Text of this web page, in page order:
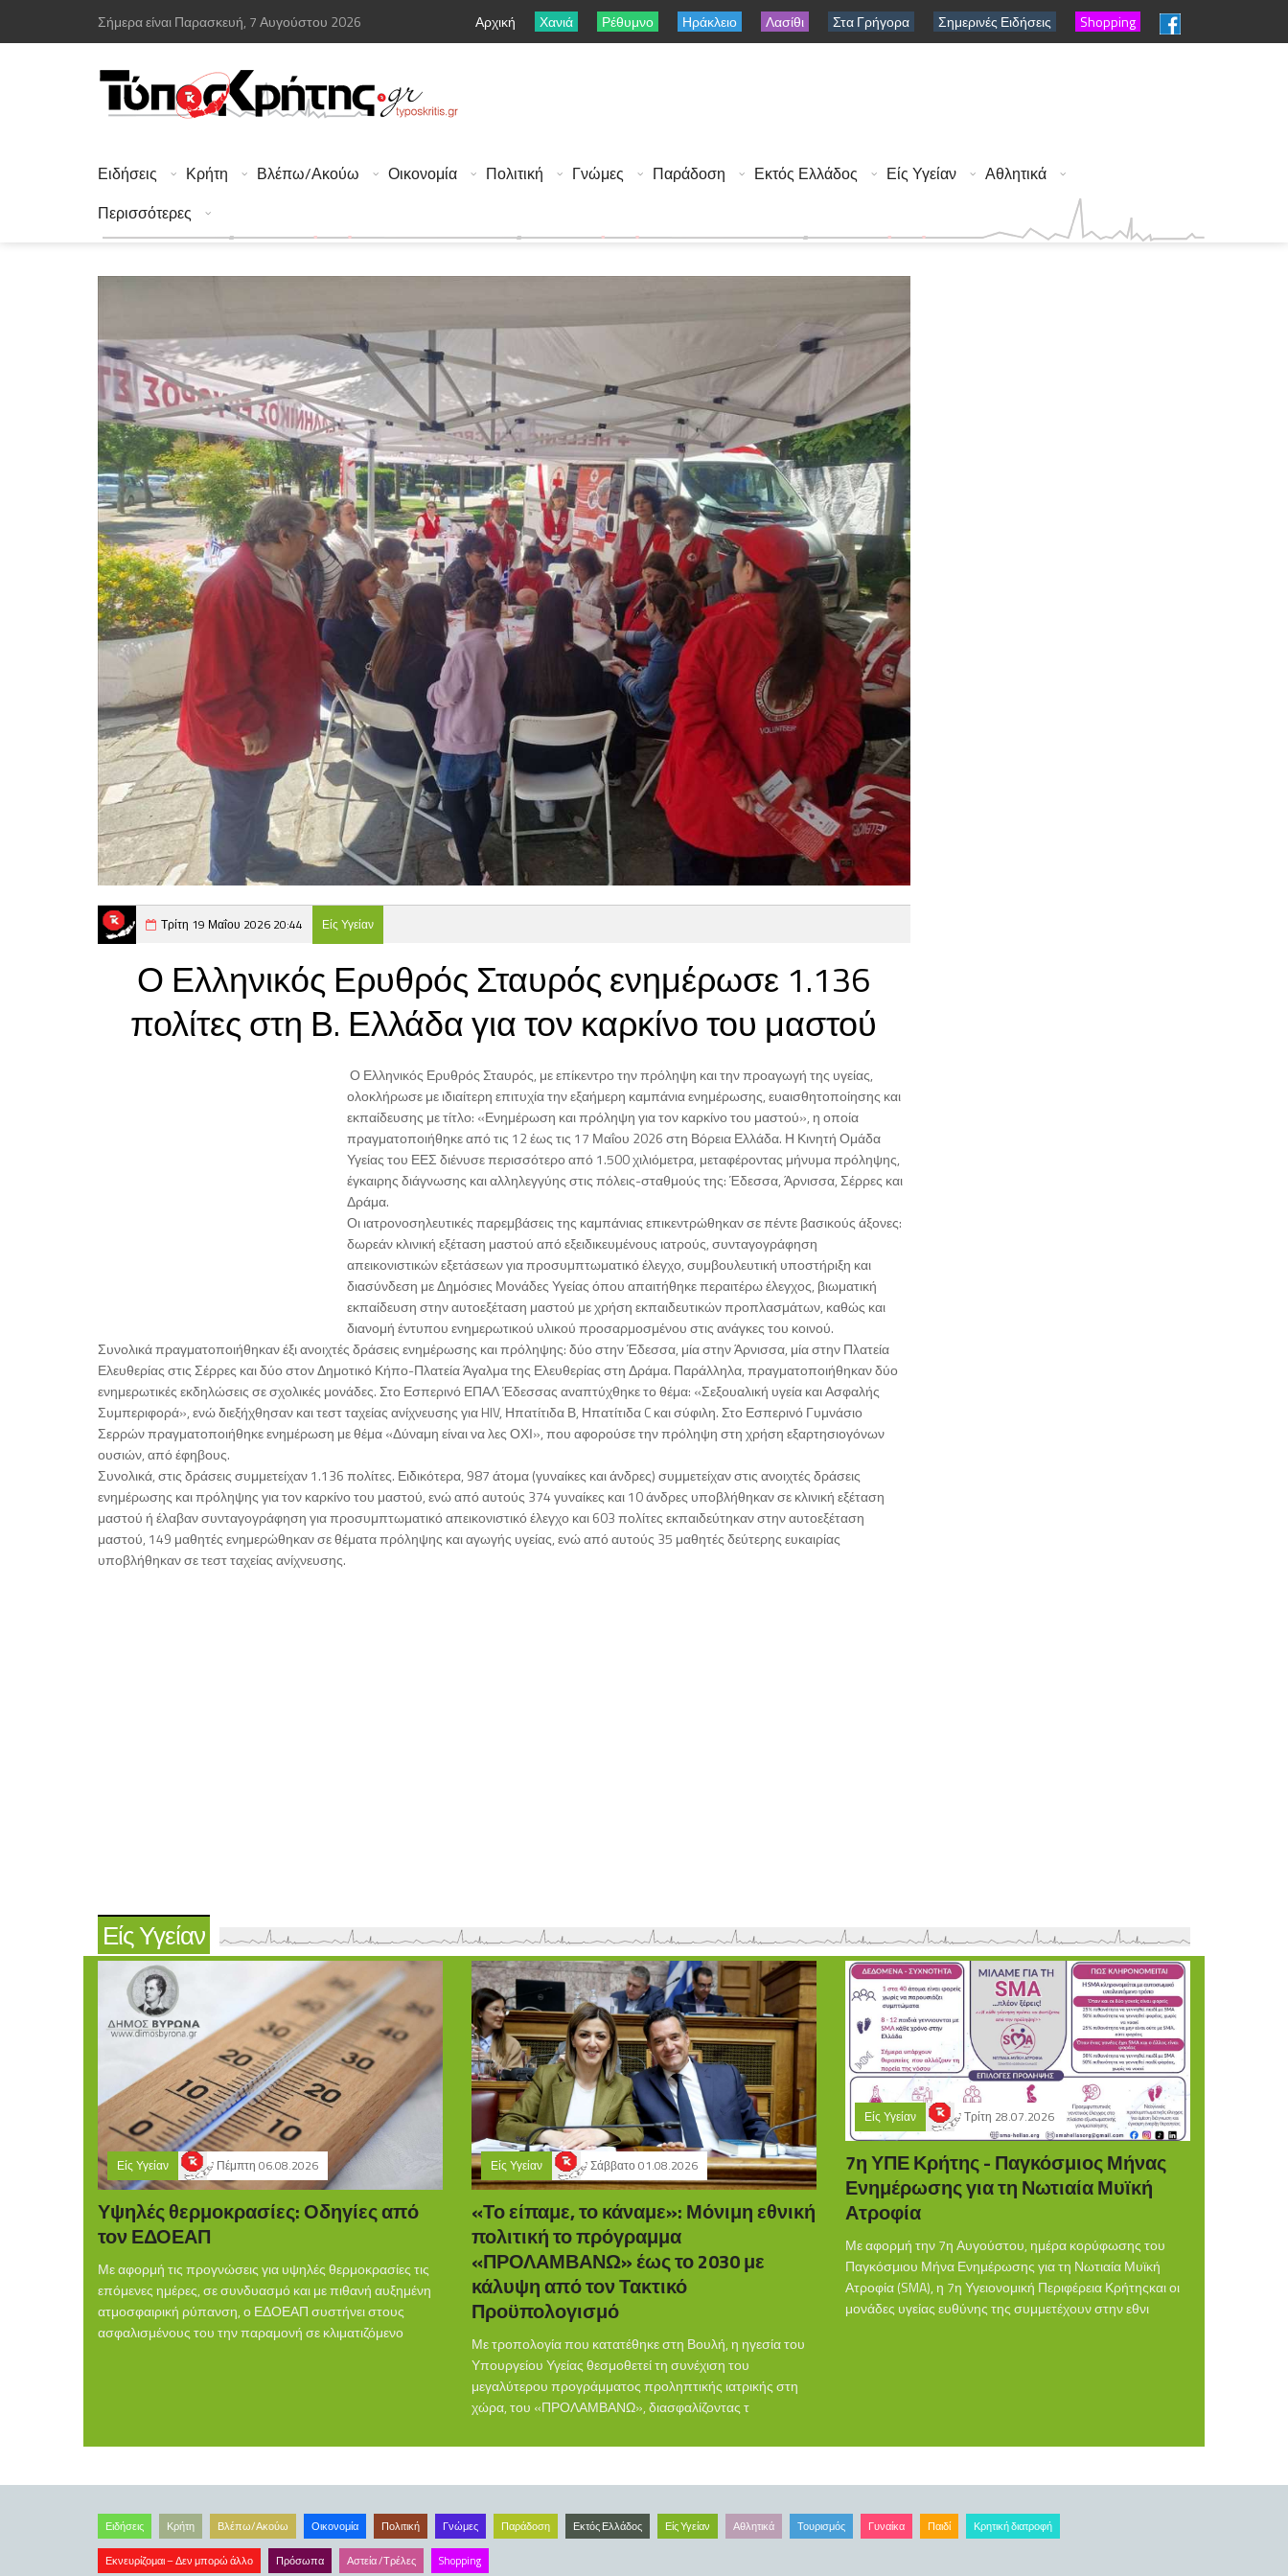
Σήμερα είναι Παρασκευή, 7 Αυγούστου 2026 Αρχική Χανιά Ρέθυμνο Ηράκλειο Λασίθι Στα Γρήγορα Σημερινές Ειδήσεις Shopping
Ειδήσεις Κρήτη Βλέπω/Ακούω Οικονομία Πολιτική Γνώμες Παράδοση Εκτός Ελλάδος Είς Υγείαν
Αθλητικά
Περισσότερες
Τρίτη 19 Μαΐου 2026 20:44 Είς Υγείαν
Ο Ελληνικός Ερυθρός Σταυρός ενημέρωσε 1.136
πολίτες στη Β. Ελλάδα για τον καρκίνο του μαστού
Ο Ελληνικός Ερυθρός Σταυρός, με επίκεντρο την πρόληψη και την προαγωγή της υγείας,
ολοκλήρωσε με ιδιαίτερη επιτυχία την εξαήμερη καμπάνια ενημέρωσης, ευαισθητοποίησης και
εκπαίδευσης με τίτλο: «Ενημέρωση και πρόληψη για τον καρκίνο του μαστού», η οποία
πραγματοποιήθηκε από τις 12 έως τις 17 Μαΐου 2026 στη Βόρεια Ελλάδα. Η Κινητή Ομάδα
Υγείας του ΕΕΣ διένυσε περισσότερο από 1.500 χιλιόμετρα, μεταφέροντας μήνυμα πρόληψης,
έγκαιρης διάγνωσης και αλληλεγγύης στις πόλεις-σταθμούς της: Έδεσσα, Άρνισσα, Σέρρες και
Δράμα.
Οι ιατρονοσηλευτικές παρεμβάσεις της καμπάνιας επικεντρώθηκαν σε πέντε βασικούς άξονες:
δωρεάν κλινική εξέταση μαστού από εξειδικευμένους ιατρούς, συνταγογράφηση
απεικονιστικών εξετάσεων για προσυμπτωματικό έλεγχο, συμβουλευτική υποστήριξη και
διασύνδεση με Δημόσιες Μονάδες Υγείας όπου απαιτήθηκε περαιτέρω έλεγχος, βιωματική
εκπαίδευση στην αυτοεξέταση μαστού με χρήση εκπαιδευτικών προπλασμάτων, καθώς και
διανομή έντυπου ενημερωτικού υλικού προσαρμοσμένου στις ανάγκες του κοινού.
Συνολικά πραγματοποιήθηκαν έξι ανοιχτές δράσεις ενημέρωσης και πρόληψης: δύο στην Έδεσσα, μία στην Άρνισσα, μία στην Πλατεία
Ελευθερίας στις Σέρρες και δύο στον Δημοτικό Κήπο-Πλατεία Άγαλμα της Ελευθερίας στη Δράμα. Παράλληλα, πραγματοποιήθηκαν δύο
ενημερωτικές εκδηλώσεις σε σχολικές μονάδες. Στο Εσπερινό ΕΠΑΛ Έδεσσας αναπτύχθηκε το θέμα: «Σεξουαλική υγεία και Ασφαλής
Συμπεριφορά», ενώ διεξήχθησαν και τεστ ταχείας ανίχνευσης για HIV, Ηπατίτιδα Β, Ηπατίτιδα C και σύφιλη. Στο Εσπερινό Γυμνάσιο
Σερρών πραγματοποιήθηκε ενημέρωση με θέμα «Δύναμη είναι να λες ΟΧΙ», που αφορούσε την πρόληψη στη χρήση εξαρτησιογόνων
ουσιών, από έφηβους.
Συνολικά, στις δράσεις συμμετείχαν 1.136 πολίτες. Ειδικότερα, 987 άτομα (γυναίκες και άνδρες) συμμετείχαν στις ανοιχτές δράσεις
ενημέρωσης και πρόληψης για τον καρκίνο του μαστού, ενώ από αυτούς 374 γυναίκες και 10 άνδρες υποβλήθηκαν σε κλινική εξέταση
μαστού ή έλαβαν συνταγογράφηση για προσυμπτωματικό απεικονιστικό έλεγχο και 603 πολίτες εκπαιδεύτηκαν στην αυτοεξέταση
μαστού, 149 μαθητές ενημερώθηκαν σε θέματα πρόληψης και αγωγής υγείας, ενώ από αυτούς 35 μαθητές δεύτερης ευκαιρίας
υποβλήθηκαν σε τεστ ταχείας ανίχνευσης.
Είς Υγείαν
Είς Υγείαν Πέμπτη 06.08.2026
Υψηλές θερμοκρασίες: Οδηγίες από
τον ΕΔΟΕΑΠ
Με αφορμή τις προγνώσεις για υψηλές θερμοκρασίες τις
επόμενες ημέρες, σε συνδυασμό και με πιθανή αυξημένη
ατμοσφαιρική ρύπανση, ο ΕΔΟΕΑΠ συστήνει στους
ασφαλισμένους του την παραμονή σε κλιματιζόμενο
Είς Υγείαν Σάββατο 01.08.2026
«Το είπαμε, το κάναμε»: Μόνιμη εθνική
πολιτική το πρόγραμμα
«ΠΡΟΛΑΜΒΑΝΩ» έως το 2030 με
κάλυψη από τον Τακτικό
Προϋπολογισμό
Με τροπολογία που κατατέθηκε στη Βουλή, η ηγεσία του
Υπουργείου Υγείας θεσμοθετεί τη συνέχιση του
μεγαλύτερου προγράμματος προληπτικής ιατρικής στη
χώρα, του «ΠΡΟΛΑΜΒΑΝΩ», διασφαλίζοντας τ
Είς Υγείαν Τρίτη 28.07.2026
7η ΥΠΕ Κρήτης - Παγκόσμιος Μήνας
Ενημέρωσης για τη Νωτιαία Μυϊκή
Ατροφία
Με αφορμή την 7η Αυγούστου, ημέρα κορύφωσης του
Παγκόσμιου Μήνα Ενημέρωσης για τη Νωτιαία Μυϊκή
Ατροφία (SMA), η 7η Υγειονομική Περιφέρεια Κρήτηςκαι οι
μονάδες υγείας ευθύνης της συμμετέχουν στην εθνι
Ειδήσεις Κρήτη Βλέπω/Ακούω Οικονομία Πολιτική Γνώμες Παράδοση Εκτός Ελλάδος Είς Υγείαν Αθλητικά Τουρισμός Γυναίκα Παιδί Κρητική διατροφή
Εκνευρίζομαι – Δεν μπορώ άλλο Πρόσωπα Αστεία /Τρέλες Shopping